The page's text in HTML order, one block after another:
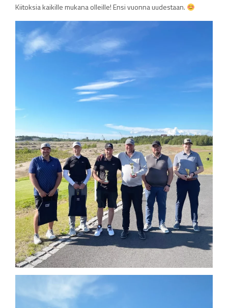
Kiitoksia kaikille mukana olleille! Ensi vuonna uudestaan.